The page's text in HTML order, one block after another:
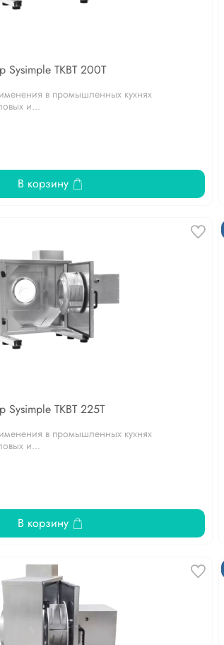
Sysimple TKBT 200T
в промышленных кухнях
и...
В корзину
Sysimple TKBT 225T
в промышленных кухнях
и...
В корзину